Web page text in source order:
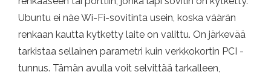
Ubuntu ei näe Wi-Fi-sovitinta usein, koska väärän
renkaan kautta kytketty laite on valittu. On järkevää
tarkistaa sellainen parametri kuin verkkokortin PCI -
tunnus. Tämän avulla voit selvittää tarkalleen,